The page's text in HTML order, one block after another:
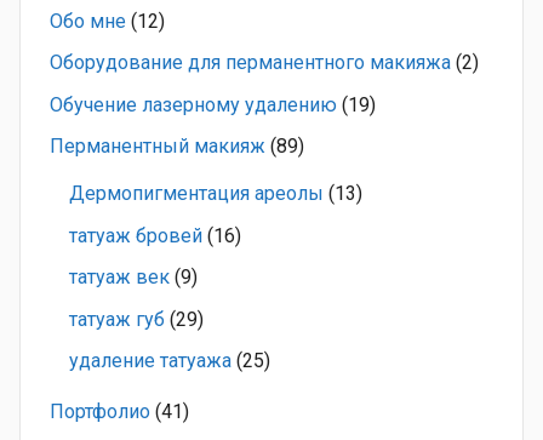
Обо мне (12)
Оборудование для перманентного макияжа (2)
Обучение лазерному удалению (19)
Перманентный макияж (89)
Дермопигментация ареолы (13)
татуаж бровей (16)
татуаж век (9)
татуаж губ (29)
удаление татуажа (25)
Портфолио (41)